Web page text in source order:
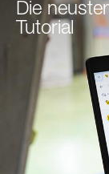
Die
Tutorial